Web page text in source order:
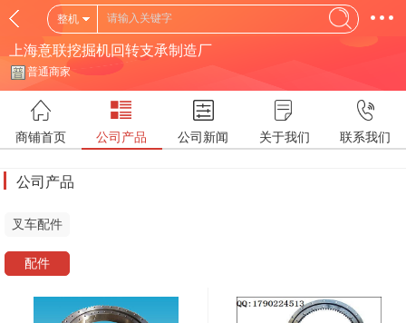
整机
上海意联挖掘机回转支承制造厂
普通商家
商铺首页 公司产品 公司新闻 关于我们 联系我们
公司产品
叉车配件
配件